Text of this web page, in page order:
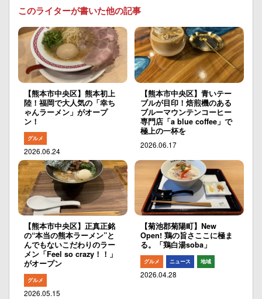
このライターが書いた他の記事
【熊本市中央区】熊本初上
陸！福岡で大人気の「幸ち
ゃんラーメン」がオープ
ン！
グルメ
2026.06.24
【熊本市中央区】青いテー
ブルが目印！焙煎機のある
ブルーマウンテンコーヒー
専門店「a blue coffee」で
極上の一杯を
2026.06.17
【熊本市中央区】正真正銘
の“本当の熊本ラーメン”と
んでもないこだわりのラー
メン「Feel so crazy！！」
がオープン
グルメ
2026.05.15
【菊池郡菊陽町】New
Open! 鶏の旨さここに極ま
る。「鶏白湯soba」
グルメ ニュース 地域
2026.04.28